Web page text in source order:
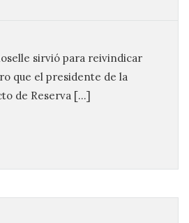
sirvió para reivindicar
que el presidente de la
de Reserva […]